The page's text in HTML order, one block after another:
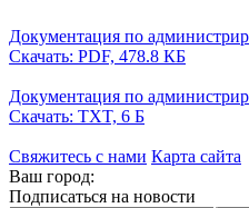
Документация по
Скачать: PDF, 478.8 КБ
Документация по
Скачать: TXT, 6 Б
Свяжитесь с нами Карта сайта
Ваш город:
Подписаться на новости